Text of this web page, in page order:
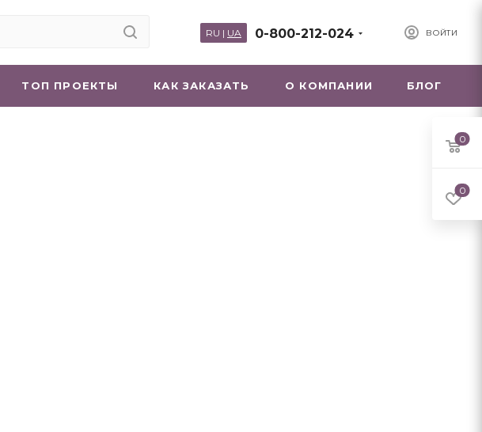
ВОЙТИ
0-800-212-024
RU | UA
ТОП ПРОЕКТЫ КАК ЗАКАЗАТЬ О КОМПАНИИ БЛОГ
0
0